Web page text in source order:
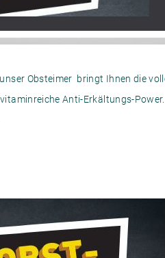
Obsteimer bringt Ihnen die
Anti-Erkältungs-Power.